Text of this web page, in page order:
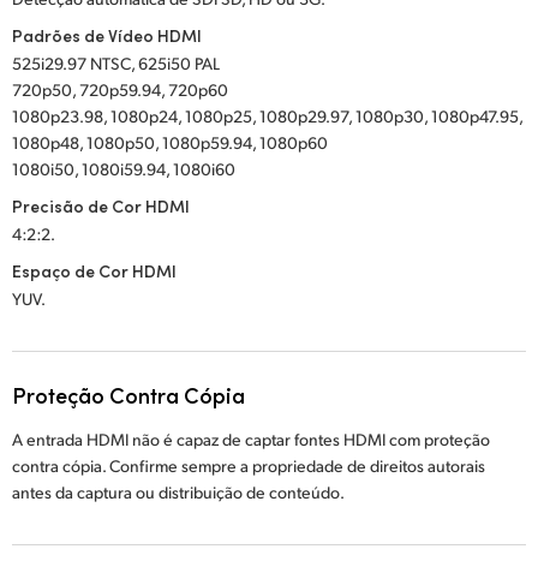
Padrões de Vídeo HDMI
525i29.97 NTSC, 625i50 PAL
720p50, 720p59.94, 720p60
1080p23.98, 1080p24, 1080p25, 1080p29.97, 1080p30, 1080p47.95,
1080p48, 1080p50, 1080p59.94, 1080p60
1080i50, 1080i59.94, 1080i60
Precisão de Cor HDMI
4:2:2.
Espaço de Cor HDMI
YUV.
Proteção Contra Cópia
A entrada HDMI não é capaz de captar fontes HDMI com proteção
contra cópia.Confirme sempre a propriedade de direitos autorais
antes da captura ou distribuição de conteúdo.